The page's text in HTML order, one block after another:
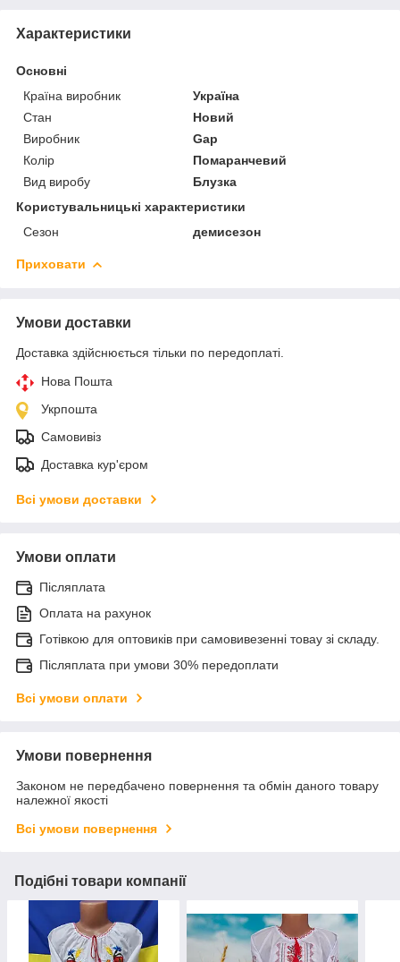
Характеристики
Основні
Країна виробник
Україна
Стан
Новий
Виробник
Gap
Колір
Помаранчевий
Вид виробу
Блузка
Користувальницькі характеристики
Сезон
демисезон
Приховати
Умови доставки
Доставка здійснюється тільки по передоплаті.
Нова Пошта
Укрпошта
Самовивіз
Доставка кур'єром
Всі умови доставки
Умови оплати
Післяплата
Оплата на рахунок
Готівкою для оптовиків при самовивезенні товау зі складу.
Післяплата при умови 30% передоплати
Всі умови оплати
Умови повернення
Законом не передбачено повернення та обмін даного товару
належної якості
Всі умови повернення
Подібні товари компанії